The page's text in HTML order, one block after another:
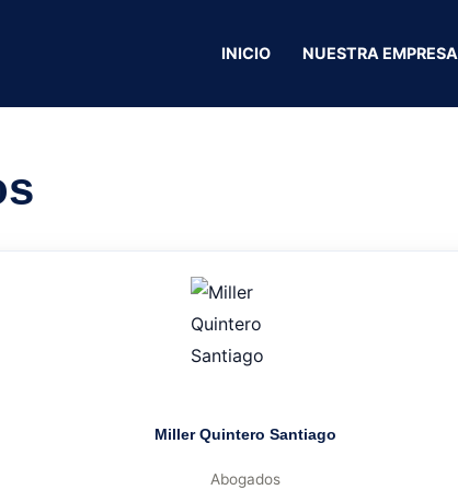
INICIO NUESTRA EMPRESA
Salud a tu casa
Miller Quintero Santiago
Abogados